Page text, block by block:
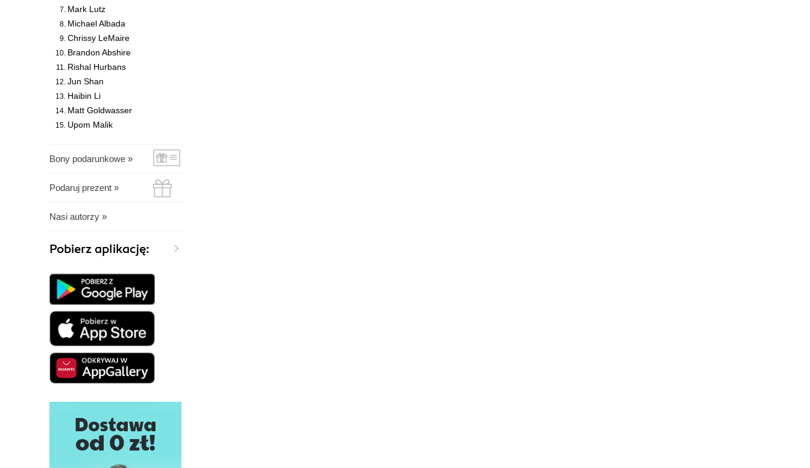
Mark Lutz
Michael Albada
Chrissy LeMaire
Brandon Abshire
Rishal Hurbans
Jun Shan
Haibin Li
Matt Goldwasser
Upom Malik
Bony podarunkowe »
Podaruj prezent »
Nasi autorzy »
Pobierz aplikację: